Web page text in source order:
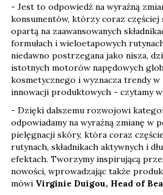
- Jest to odpowiedź na wyraźną
konsumentów, którzy coraz częściej
opartą na zaawansowanych
formułach i wieloetapowych
niedawno postrzegana jako nisza,
istotnych motorów napędowych
kosmetycznego i wyznacza trendy w
innowacji produktowych - czytamy w
- Dzięki dalszemu rozwojowi
odpowiadamy na wyraźną zmianę w
pielęgnacji skóry, która coraz
rutynach, składnikach aktywnych i
efektach. Tworzymy inspirującą
nowości, wprowadzając także
mówi Virginie Duigou, Head of